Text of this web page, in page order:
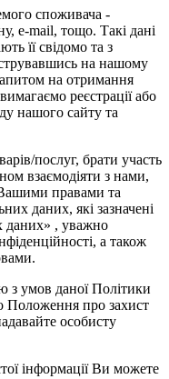
споживача -
e-mail, тощо. Такі дані
її свідомо та з
на нашому
на отримання
реєстрації або
нашого сайту та
послуг, брати участь
взаємодіяти з нами,
правами та
даних, які зазначені
даних» , уважно
а також
з умов даної Політики
Положення про захист
особисту
інформації Ви можете